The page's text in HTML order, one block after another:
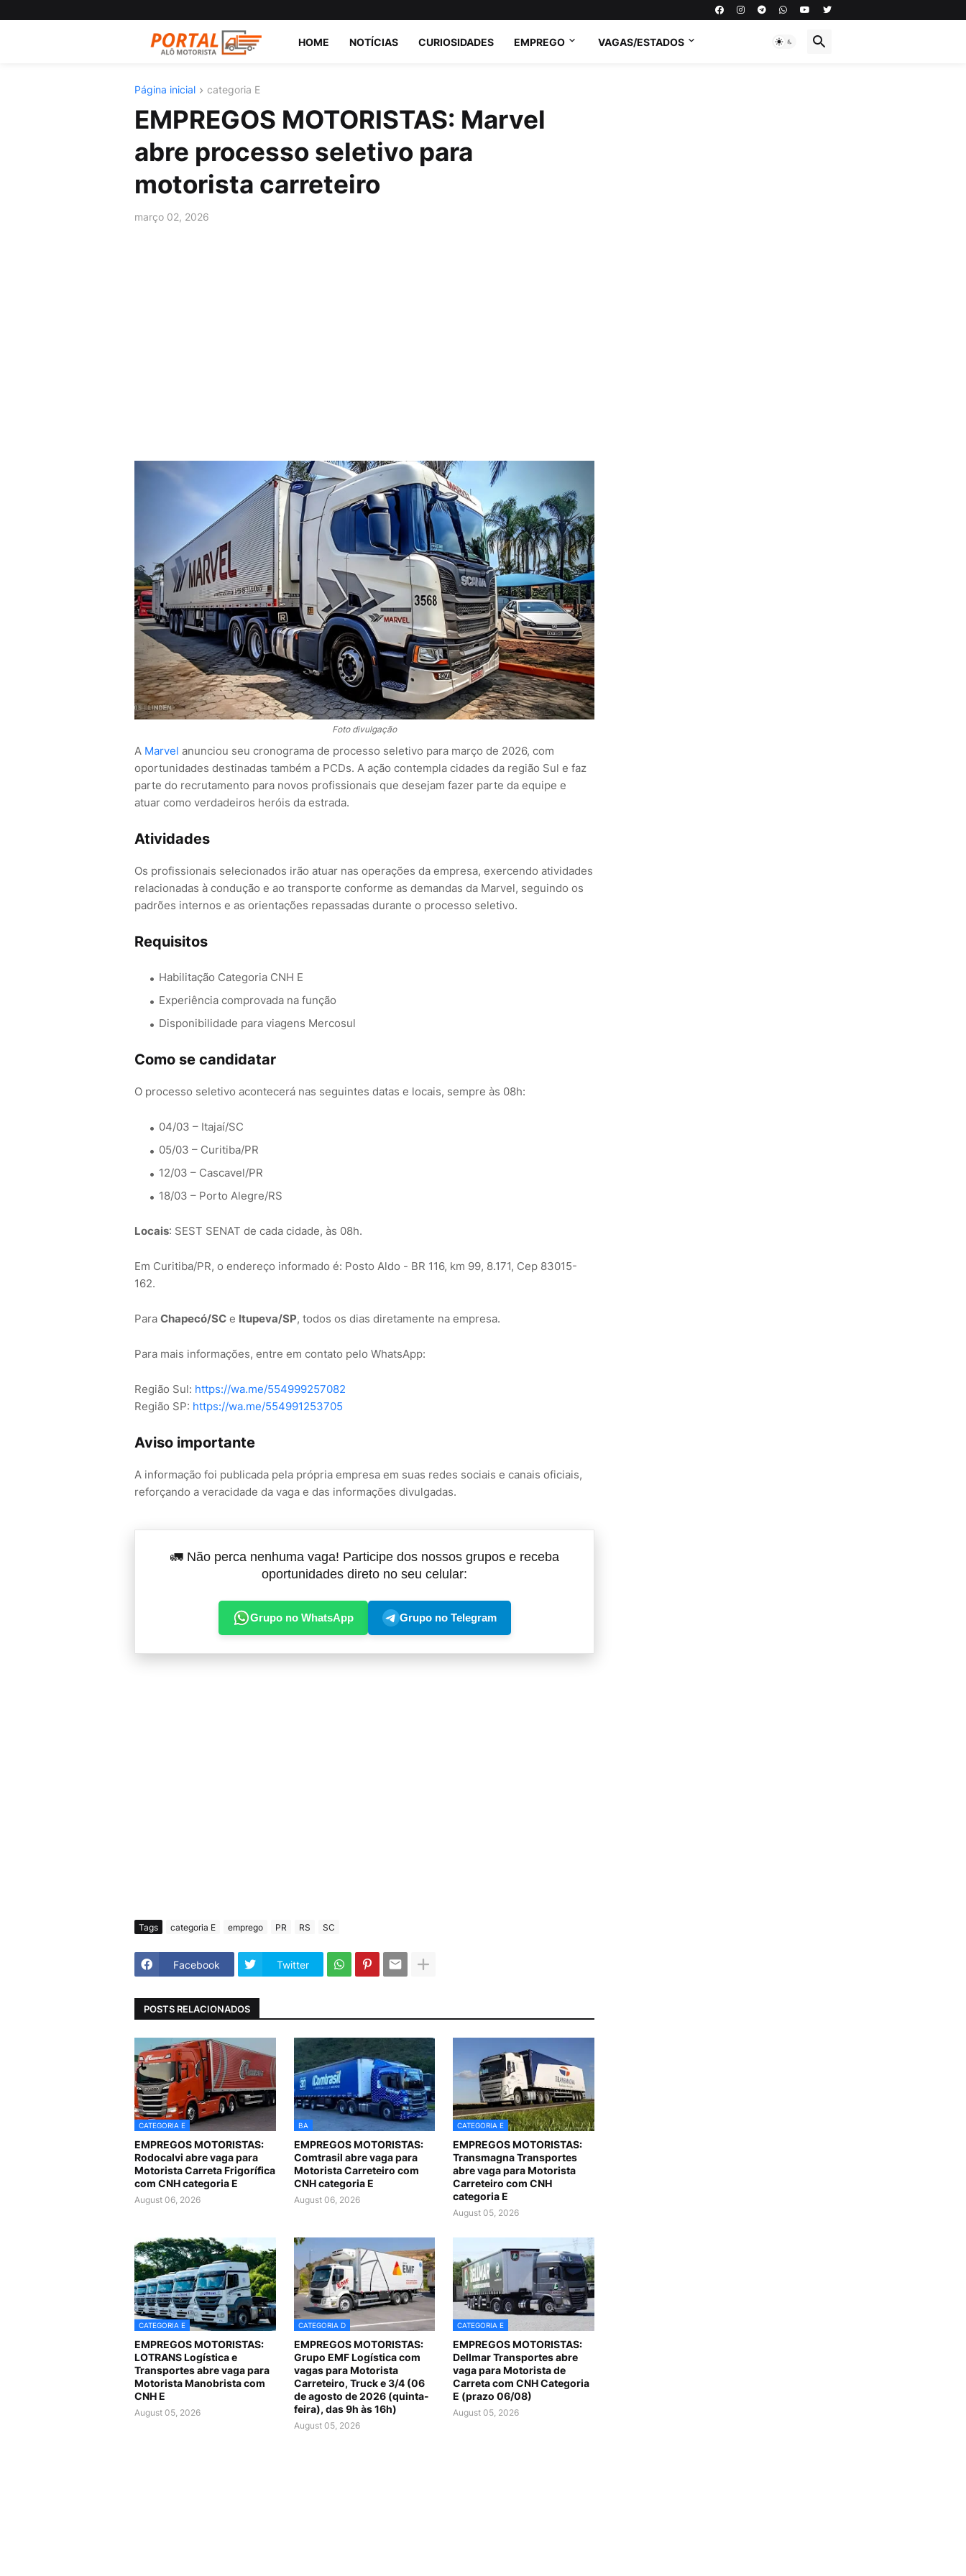
HOME NOTÍCIAS CURIOSIDADES EMPREGO VAGAS/ESTADOS
Página inicial categoria E
EMPREGOS MOTORISTAS: Marvel
abre processo seletivo para
motorista carreteiro
março 02, 2026
Foto divulgação
A Marvel anunciou seu cronograma de processo seletivo para março de 2026, com
oportunidades destinadas também a PCDs. A ação contempla cidades da região Sul e faz
parte do recrutamento para novos profissionais que desejam fazer parte da equipe e
atuar como verdadeiros heróis da estrada.
Atividades
Os profissionais selecionados irão atuar nas operações da empresa, exercendo atividades
relacionadas à condução e ao transporte conforme as demandas da Marvel, seguindo os
padrões internos e as orientações repassadas durante o processo seletivo.
Requisitos
Habilitação Categoria CNH E
Experiência comprovada na função
Disponibilidade para viagens Mercosul
Como se candidatar
O processo seletivo acontecerá nas seguintes datas e locais, sempre às 08h:
04/03 – Itajaí/SC
05/03 – Curitiba/PR
12/03 – Cascavel/PR
18/03 – Porto Alegre/RS
Locais: SEST SENAT de cada cidade, às 08h.
Em Curitiba/PR, o endereço informado é: Posto Aldo - BR 116, km 99, 8.171, Cep 83015-
162.
Para Chapecó/SC e Itupeva/SP, todos os dias diretamente na empresa.
Para mais informações, entre em contato pelo WhatsApp:
Região Sul: https://wa.me/554999257082
Região SP: https://wa.me/554991253705
Aviso importante
A informação foi publicada pela própria empresa em suas redes sociais e canais oficiais,
reforçando a veracidade da vaga e das informações divulgadas.
🚛 Não perca nenhuma vaga! Participe dos nossos grupos e receba
oportunidades direto no seu celular:
Grupo no WhatsApp Grupo no Telegram
Tags categoria E emprego PR RS SC
Facebook Twitter
POSTS RELACIONADOS
CATEGORIA E
EMPREGOS MOTORISTAS:
Rodocalvi abre vaga para
Motorista Carreta Frigorífica
com CNH categoria E
August 06, 2026
BA
EMPREGOS MOTORISTAS:
Comtrasil abre vaga para
Motorista Carreteiro com
CNH categoria E
August 06, 2026
CATEGORIA E
EMPREGOS MOTORISTAS:
Transmagna Transportes
abre vaga para Motorista
Carreteiro com CNH
categoria E
August 05, 2026
CATEGORIA E
EMPREGOS MOTORISTAS:
LOTRANS Logística e
Transportes abre vaga para
Motorista Manobrista com
CNH E
August 05, 2026
CATEGORIA D
EMPREGOS MOTORISTAS:
Grupo EMF Logística com
vagas para Motorista
Carreteiro, Truck e 3/4 (06
de agosto de 2026 (quinta-
feira), das 9h às 16h)
August 05, 2026
CATEGORIA E
EMPREGOS MOTORISTAS:
Dellmar Transportes abre
vaga para Motorista de
Carreta com CNH Categoria
E (prazo 06/08)
August 05, 2026